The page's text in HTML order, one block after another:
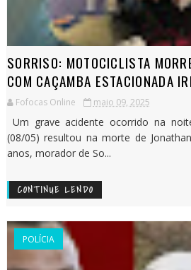
SORRISO: MOTOCICLISTA
COM CAÇAMBA ESTACIONADA
Fofocas Online maio 09, 2025
Um grave acidente ocorrido na
(08/05) resultou na morte de
anos, morador de So...
CONTINUE LENDO
POLÍCIA